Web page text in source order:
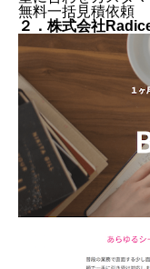
無料一括見積依頼
２．株式会社